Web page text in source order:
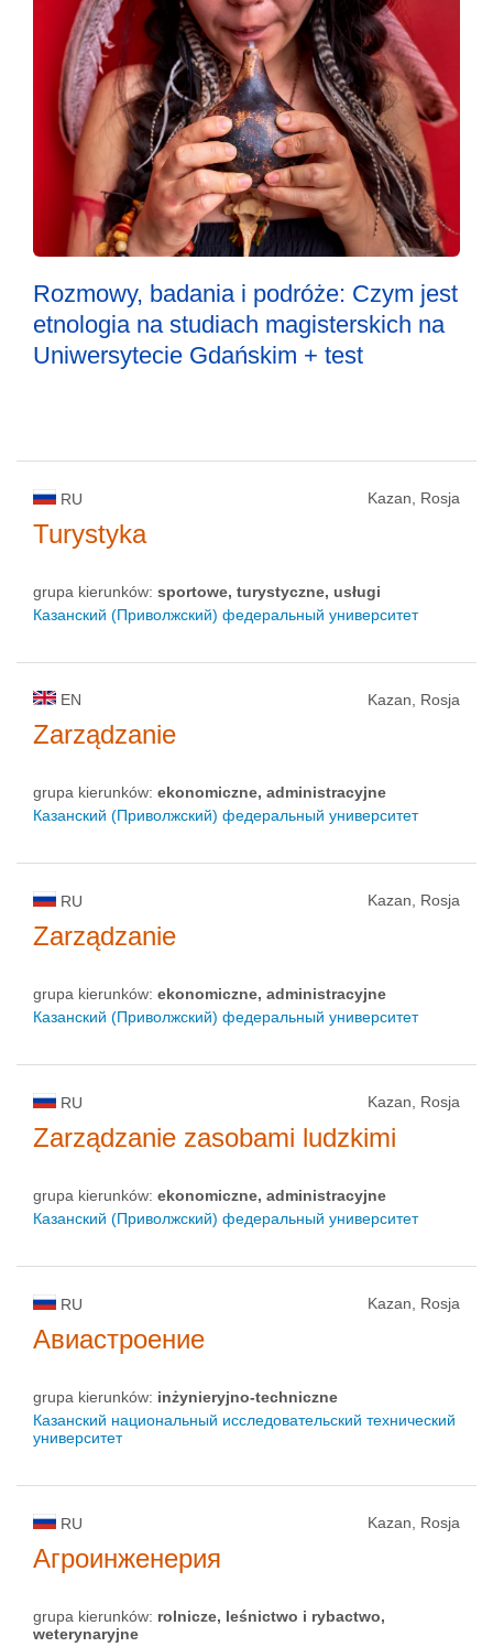
Rozmowy, badania i podróże: Czym jest
etnologia na studiach magisterskich na
Uniwersytecie Gdańskim + test
RU Kazan, Rosja
Turystyka
grupa kierunków: sportowe, turystyczne, usługi
Казанский (Приволжский) федеральный университет
EN Kazan, Rosja
Zarządzanie
grupa kierunków: ekonomiczne, administracyjne
Казанский (Приволжский) федеральный университет
RU Kazan, Rosja
Zarządzanie
grupa kierunków: ekonomiczne, administracyjne
Казанский (Приволжский) федеральный университет
RU Kazan, Rosja
Zarządzanie zasobami ludzkimi
grupa kierunków: ekonomiczne, administracyjne
Казанский (Приволжский) федеральный университет
RU Kazan, Rosja
Авиастроение
grupa kierunków: inżynieryjno-techniczne
Казанский национальный исследовательский технический
университет
RU Kazan, Rosja
Агроинженерия
grupa kierunków: rolnicze, leśnictwo i rybactwo,
weterynaryjne